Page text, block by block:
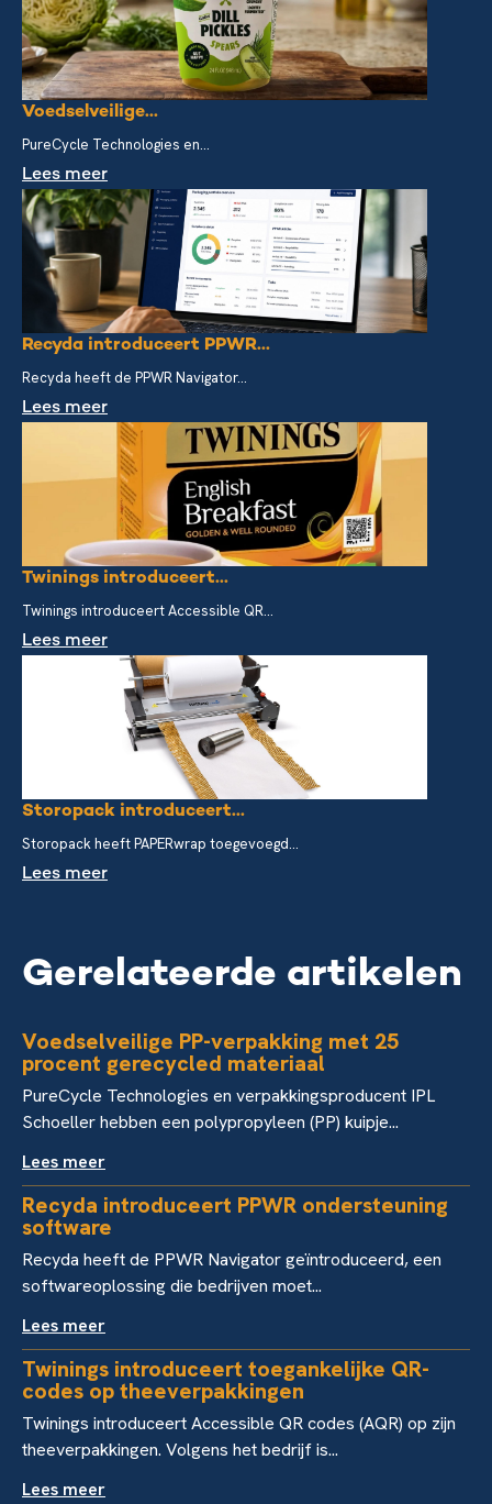
Voedselveilige...
PureCycle Technologies en...
Lees meer
Recyda introduceert PPWR...
Recyda heeft de PPWR Navigator...
Lees meer
Twinings introduceert...
Twinings introduceert Accessible QR...
Lees meer
Storopack introduceert...
Storopack heeft PAPERwrap toegevoegd...
Lees meer
Gerelateerde artikelen
Voedselveilige PP-verpakking met 25
procent gerecycled materiaal
PureCycle Technologies en verpakkingsproducent IPL
Schoeller hebben een polypropyleen (PP) kuipje...
Lees meer
Recyda introduceert PPWR ondersteuning
software
Recyda heeft de PPWR Navigator geïntroduceerd, een
softwareoplossing die bedrijven moet...
Lees meer
Twinings introduceert toegankelijke QR-
codes op theeverpakkingen
Twinings introduceert Accessible QR codes (AQR) op zijn
theeverpakkingen. Volgens het bedrijf is...
Lees meer